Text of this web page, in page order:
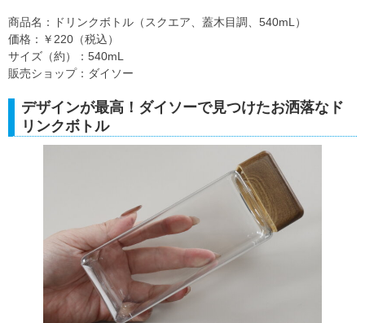
商品名：ドリンクボトル（スクエア、蓋木目調、540mL）
価格：￥220（税込）
サイズ（約）：540mL
販売ショップ：ダイソー
デザインが最高！ダイソーで見つけたお洒落なド
リンクボトル